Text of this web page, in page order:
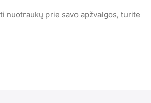
nuotraukų prie savo apžvalgos, turite